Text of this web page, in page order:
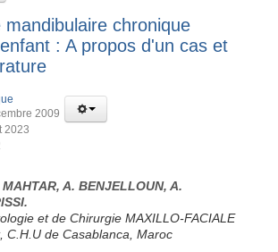
mandibulaire chronique
: A propos d'un cas et
2009
2023
A. BENJELLOUN, A.
et de Chirurgie MAXILLO-FACIALE
C.H.U de Casablanca, Maroc